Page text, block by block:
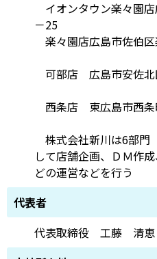
イオンタウン楽々園
－25
楽々園店広島市佐伯
可部店 広島市安佐北
西条店 東広島市西
株式会社新川は6部門
して店舗企画、ＤＭ作
どの運営などを行う
代表者
代表取締役 工藤 清恵